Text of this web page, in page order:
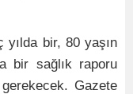
yılda bir, 80 yaşın
bir sağlık raporu
Gazete